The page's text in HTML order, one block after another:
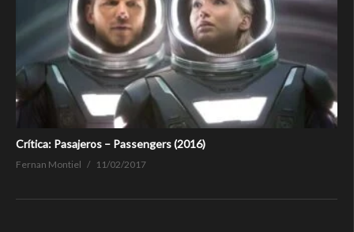
Crítica: Pasajeros – Passengers (2016)
Fernan Montiel 11/02/2017